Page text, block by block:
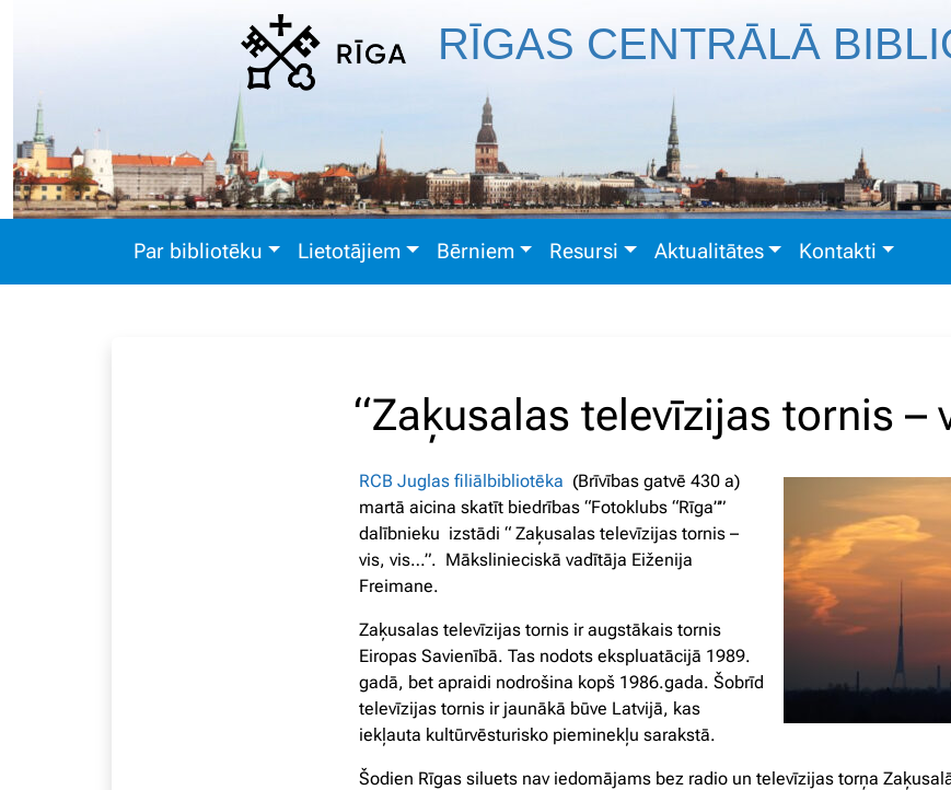
RĪGAS CENTRĀLĀ
Par bibliotēku Lietotājiem Bērniem Resursi Aktualitātes Kontakti
“Zaķusalas televīzijas tornis –
RCB Juglas filiālbibliotēka (Brīvības gatvē 430 a)
martā aicina skatīt biedrības “Fotoklubs “Rīga””
dalībnieku izstādi “ Zaķusalas televīzijas tornis –
vis, vis…”. Mākslinieciskā vadītāja Eiženija
Freimane.
Zaķusalas televīzijas tornis ir augstākais tornis
Eiropas Savienībā. Tas nodots ekspluatācijā 1989.
gadā, bet apraidi nodrošina kopš 1986.gada. Šobrīd
televīzijas tornis ir jaunākā būve Latvijā, kas
iekļauta kultūrvēsturisko pieminekļu sarakstā.
Šodien Rīgas siluets nav iedomājams bez radio un televīzijas torņa